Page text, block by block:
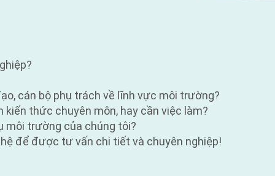
cán bộ phụ trách về lĩnh vực môi trường?
kiến thức chuyên môn, hay cần việc làm?
môi trường của chúng tôi?
để được tư vấn chi tiết và chuyên nghiệp!